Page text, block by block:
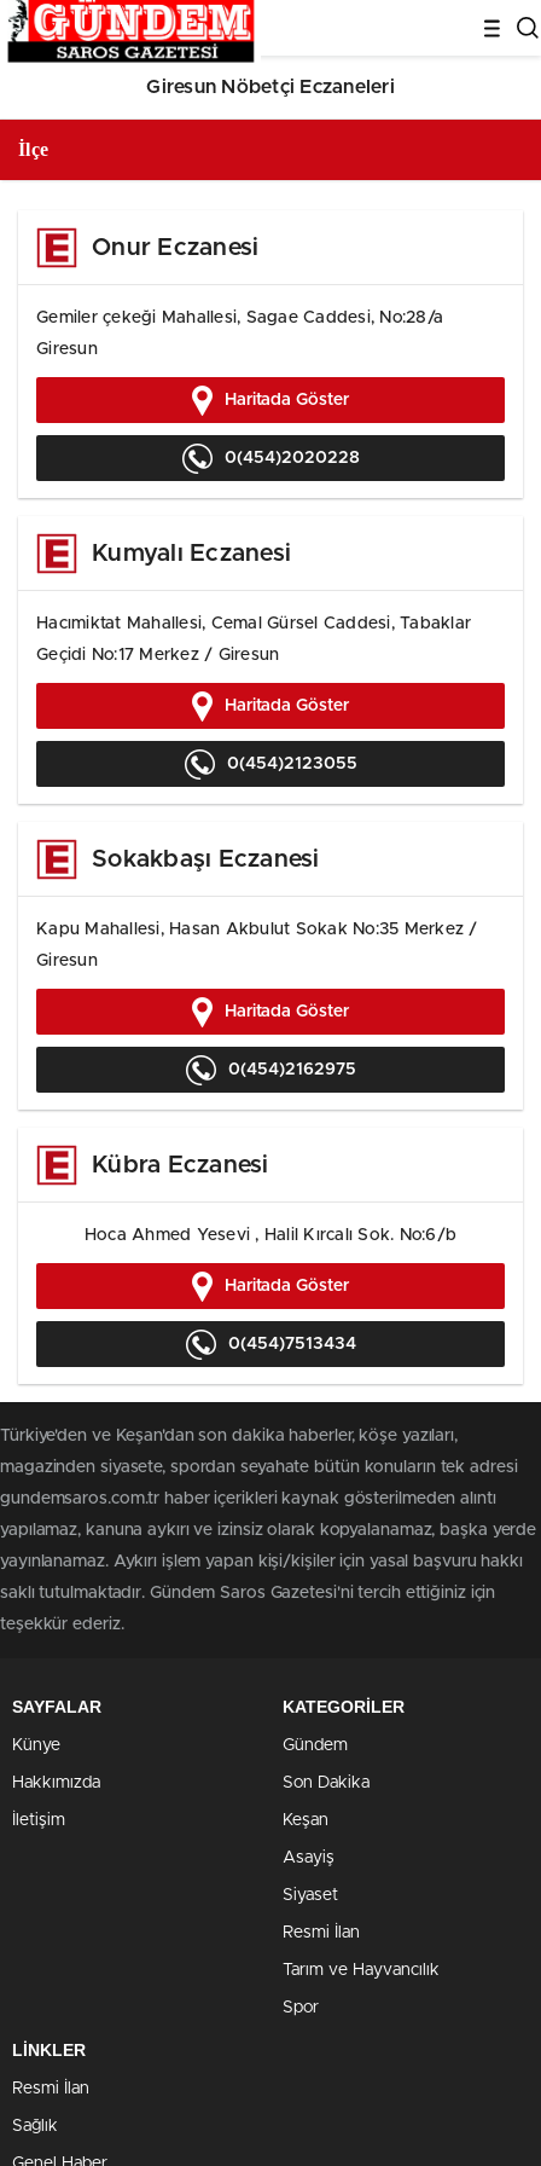
deneme
eve
nakliyat
bonus
veren
siteleri
siteleri
taşıma
parça
evden
Giresun Nöbetçi Eczaneleri
Onur Eczanesi
Gemiler çekeği Mahallesi, Sagae Caddesi, No:28/a
Giresun
Haritada Göster
0(454)2020228
Kumyalı Eczanesi
Hacımiktat Mahallesi, Cemal Gürsel Caddesi, Tabaklar
Geçidi No:17 Merkez / Giresun
Haritada Göster
0(454)2123055
Sokakbaşı Eczanesi
Kapu Mahallesi, Hasan Akbulut Sokak No:35 Merkez /
Giresun
Haritada Göster
0(454)2162975
Kübra Eczanesi
Hoca Ahmed Yesevi , Halil Kırcalı Sok. No:6/b
Haritada Göster
0(454)7513434
Türkiye'den ve Keşan'dan son dakika haberler, köşe yazıları,
magazinden siyasete, spordan seyahate bütün konuların tek adresi
gundemsaros.com.tr haber içerikleri kaynak gösterilmeden alıntı
yapılamaz, kanuna aykırı ve izinsiz olarak kopyalanamaz, başka yerde
yayınlanamaz. Aykırı işlem yapan kişi/kişiler için yasal başvuru hakkı
saklı tutulmaktadır. Gündem Saros Gazetesi'ni tercih ettiğiniz için
teşekkür ederiz.
SAYFALAR
Künye
Hakkımızda
İletişim
KATEGORİLER
Gündem
Son Dakika
Keşan
Asayiş
Siyaset
Resmi İlan
Tarım ve Hayvancılık
Spor
LİNKLER
Resmi İlan
Sağlık